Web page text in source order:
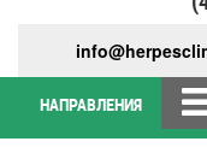
НАПРАВЛЕНИЯ